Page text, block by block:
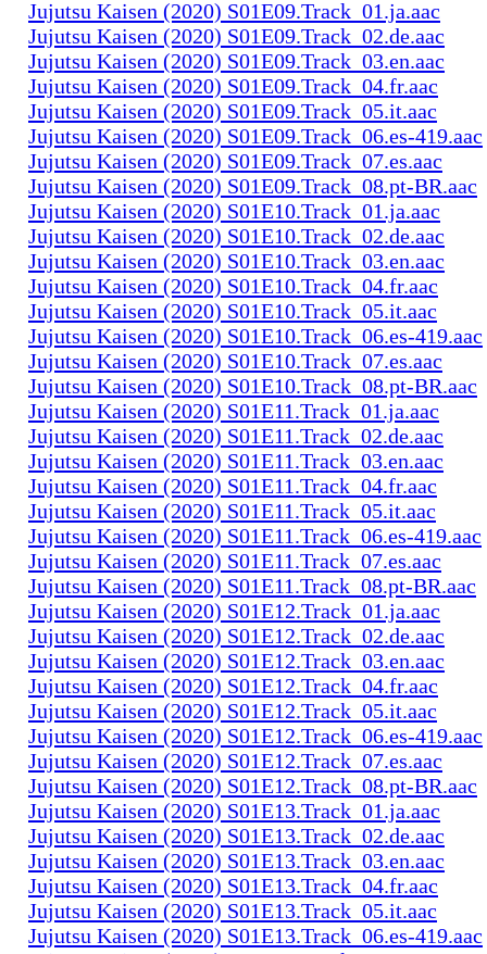
Jujutsu Kaisen (2020) S01E09.Track_01.ja.aac
Jujutsu Kaisen (2020) S01E09.Track_02.de.aac
Jujutsu Kaisen (2020) S01E09.Track_03.en.aac
Jujutsu Kaisen (2020) S01E09.Track_04.fr.aac
Jujutsu Kaisen (2020) S01E09.Track_05.it.aac
Jujutsu Kaisen (2020) S01E09.Track_06.es-419.aac
Jujutsu Kaisen (2020) S01E09.Track_07.es.aac
Jujutsu Kaisen (2020) S01E09.Track_08.pt-BR.aac
Jujutsu Kaisen (2020) S01E10.Track_01.ja.aac
Jujutsu Kaisen (2020) S01E10.Track_02.de.aac
Jujutsu Kaisen (2020) S01E10.Track_03.en.aac
Jujutsu Kaisen (2020) S01E10.Track_04.fr.aac
Jujutsu Kaisen (2020) S01E10.Track_05.it.aac
Jujutsu Kaisen (2020) S01E10.Track_06.es-419.aac
Jujutsu Kaisen (2020) S01E10.Track_07.es.aac
Jujutsu Kaisen (2020) S01E10.Track_08.pt-BR.aac
Jujutsu Kaisen (2020) S01E11.Track_01.ja.aac
Jujutsu Kaisen (2020) S01E11.Track_02.de.aac
Jujutsu Kaisen (2020) S01E11.Track_03.en.aac
Jujutsu Kaisen (2020) S01E11.Track_04.fr.aac
Jujutsu Kaisen (2020) S01E11.Track_05.it.aac
Jujutsu Kaisen (2020) S01E11.Track_06.es-419.aac
Jujutsu Kaisen (2020) S01E11.Track_07.es.aac
Jujutsu Kaisen (2020) S01E11.Track_08.pt-BR.aac
Jujutsu Kaisen (2020) S01E12.Track_01.ja.aac
Jujutsu Kaisen (2020) S01E12.Track_02.de.aac
Jujutsu Kaisen (2020) S01E12.Track_03.en.aac
Jujutsu Kaisen (2020) S01E12.Track_04.fr.aac
Jujutsu Kaisen (2020) S01E12.Track_05.it.aac
Jujutsu Kaisen (2020) S01E12.Track_06.es-419.aac
Jujutsu Kaisen (2020) S01E12.Track_07.es.aac
Jujutsu Kaisen (2020) S01E12.Track_08.pt-BR.aac
Jujutsu Kaisen (2020) S01E13.Track_01.ja.aac
Jujutsu Kaisen (2020) S01E13.Track_02.de.aac
Jujutsu Kaisen (2020) S01E13.Track_03.en.aac
Jujutsu Kaisen (2020) S01E13.Track_04.fr.aac
Jujutsu Kaisen (2020) S01E13.Track_05.it.aac
Jujutsu Kaisen (2020) S01E13.Track_06.es-419.aac